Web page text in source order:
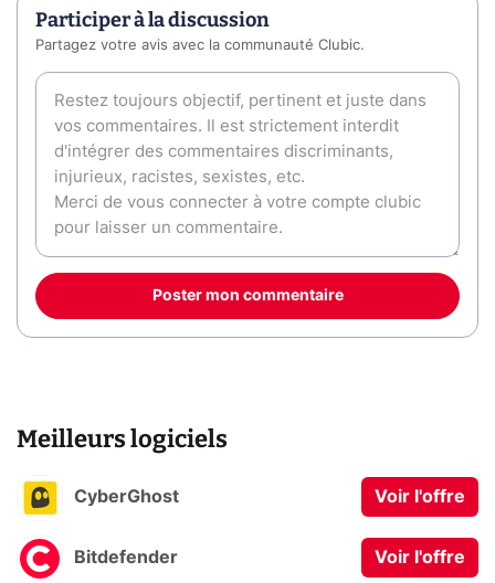
Participer à la discussion
Partagez votre avis avec la communauté Clubic.
Poster mon commentaire
Meilleurs logiciels
CyberGhost Voir l'offre
Bitdefender Voir l'offre